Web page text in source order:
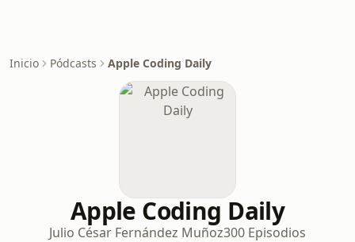
Inicio Pódcasts Apple Coding Daily
Apple Coding Daily
Julio César Fernández Muñoz300 Episodios